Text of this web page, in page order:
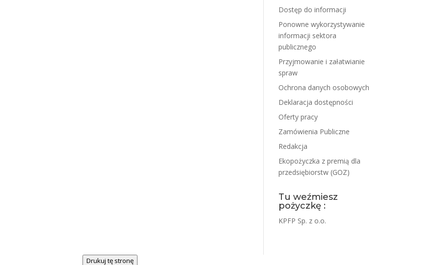
Dostęp do informacji
Ponowne wykorzystywanie
informacji sektora
publicznego
Przyjmowanie i załatwianie
spraw
Ochrona danych osobowych
Deklaracja dostępności
Oferty pracy
Zamówienia Publiczne
Redakcja
Ekopożyczka z premią dla
przedsiębiorstw (GOZ)
Tu weźmiesz
pożyczkę :
KPFP Sp. z o.o.
Drukuj tę stronę